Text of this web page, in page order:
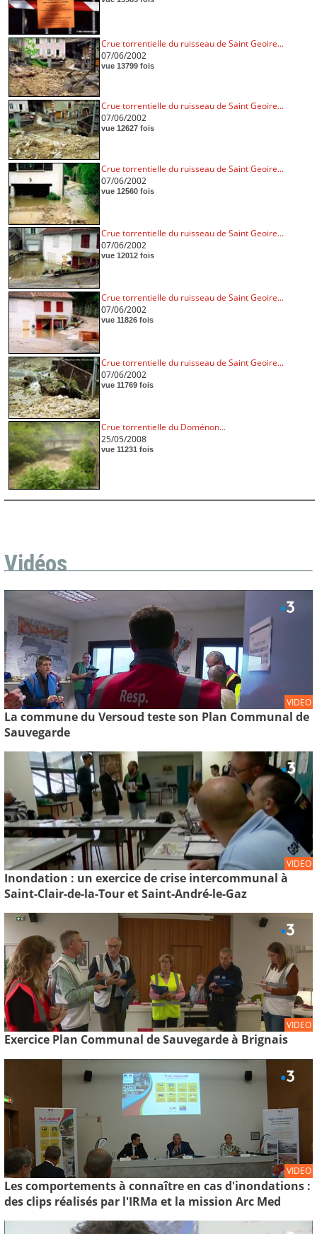
Crue torrentielle du ruisseau de Saint Geoire...
07/06/2002
vue 13799 fois
Crue torrentielle du ruisseau de Saint Geoire...
07/06/2002
vue 12627 fois
Crue torrentielle du ruisseau de Saint Geoire...
07/06/2002
vue 12560 fois
Crue torrentielle du ruisseau de Saint Geoire...
07/06/2002
vue 12012 fois
Crue torrentielle du ruisseau de Saint Geoire...
07/06/2002
vue 11826 fois
Crue torrentielle du ruisseau de Saint Geoire...
07/06/2002
vue 11769 fois
Crue torrentielle du Doménon...
25/05/2008
vue 11231 fois
Vidéos
VIDEO
La commune du Versoud teste son Plan Communal de
Sauvegarde
VIDEO
Inondation : un exercice de crise intercommunal à
Saint-Clair-de-la-Tour et Saint-André-le-Gaz
VIDEO
Exercice Plan Communal de Sauvegarde à Brignais
VIDEO
Les comportements à connaître en cas d'inondations :
des clips réalisés par l'IRMa et la mission Arc Med